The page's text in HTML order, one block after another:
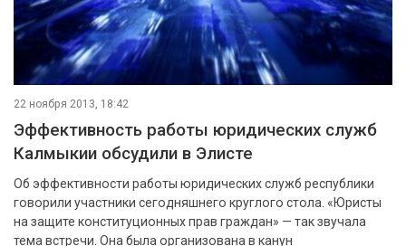
22 ноября 2013, 18:42
Эффективность работы юридических служб
Калмыкии обсудили в Элисте
Об эффективности работы юридических служб республики
говорили участники сегодняшнего круглого стола. «Юристы
на защите конституционных прав граждан» — так звучала
тема встречи. Она была организована в канун